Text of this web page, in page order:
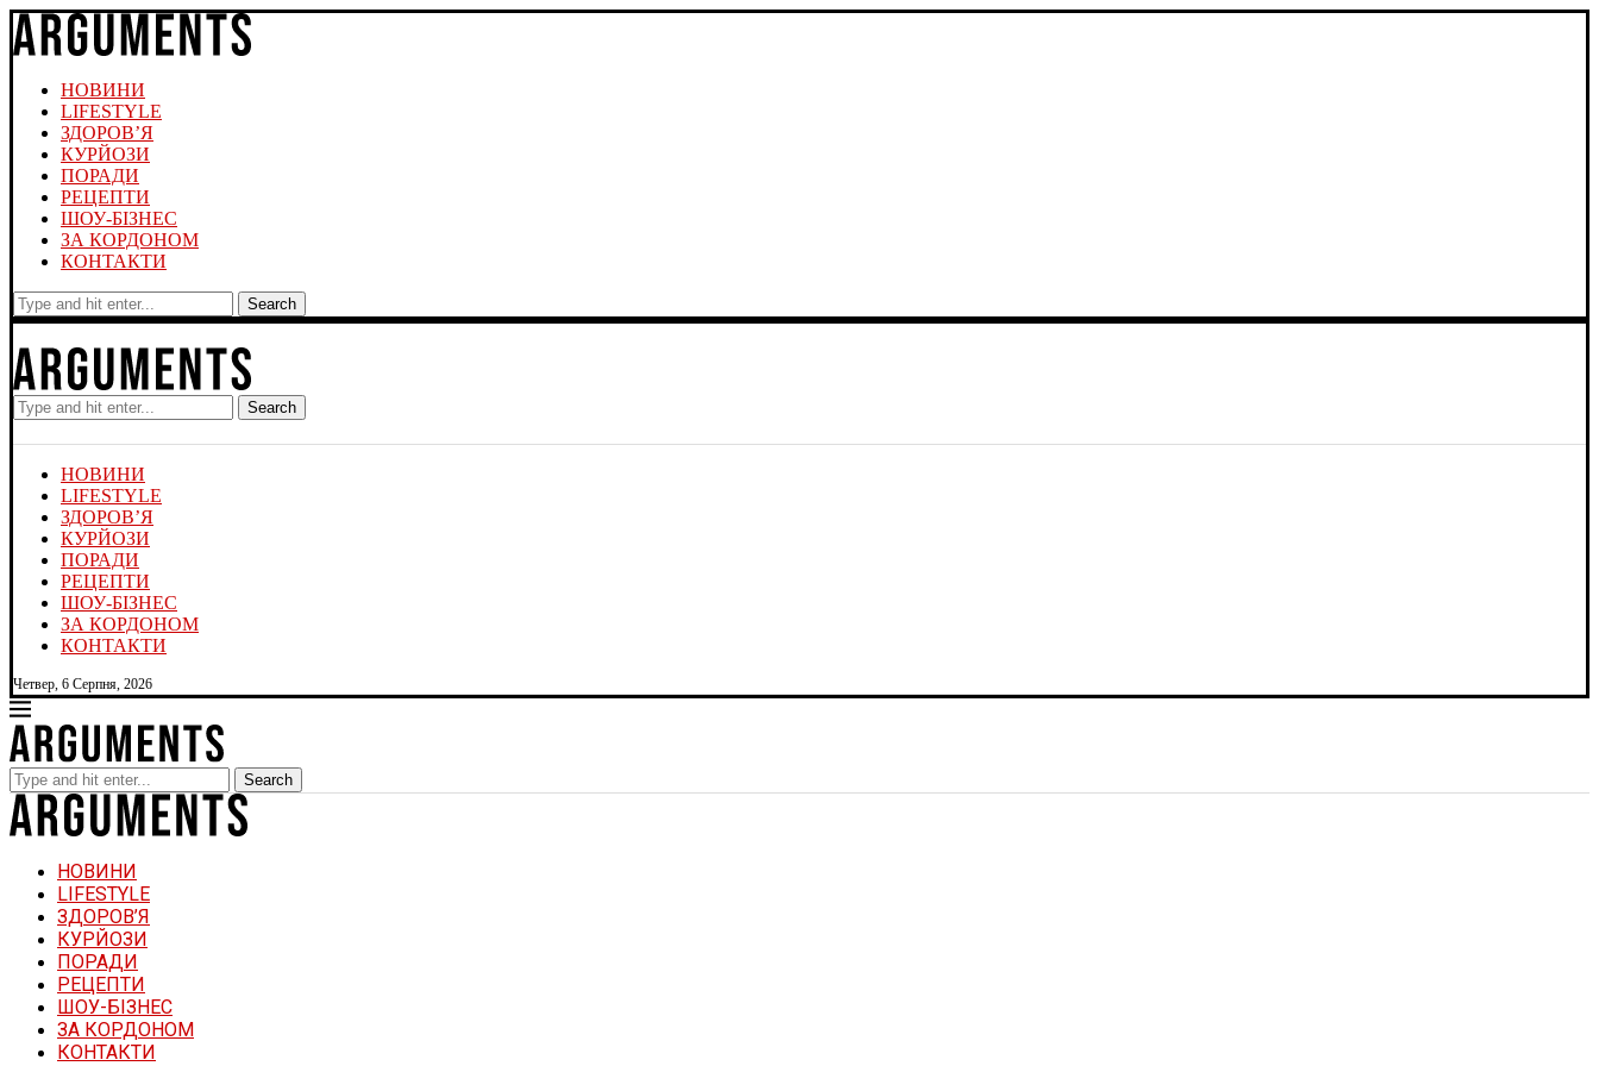
НОВИНИ
LIFESTYLE
ЗДОРОВ’Я
КУРЙОЗИ
ПОРАДИ
РЕЦЕПТИ
ШОУ-БІЗНЕС
ЗА КОРДОНОМ
КОНТАКТИ
Search
Search
НОВИНИ
LIFESTYLE
ЗДОРОВ’Я
КУРЙОЗИ
ПОРАДИ
РЕЦЕПТИ
ШОУ-БІЗНЕС
ЗА КОРДОНОМ
КОНТАКТИ
Четвер, 6 Серпня, 2026
Search
НОВИНИ
LIFESTYLE
ЗДОРОВ’Я
КУРЙОЗИ
ПОРАДИ
РЕЦЕПТИ
ШОУ-БІЗНЕС
ЗА КОРДОНОМ
КОНТАКТИ